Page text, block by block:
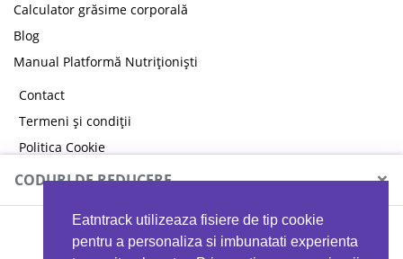
Eatntrack utilizeaza fisiere de tip cookie
pentru a personaliza si imbunatati experienta
Calculator grăsime corporală
Blog
Manual Platformă Nutriționiști
Contact
Termeni și condiții
Politica Cookie
Politica de confidențialitate
CODURI DE REDUCERE ×
MYPROTEIN